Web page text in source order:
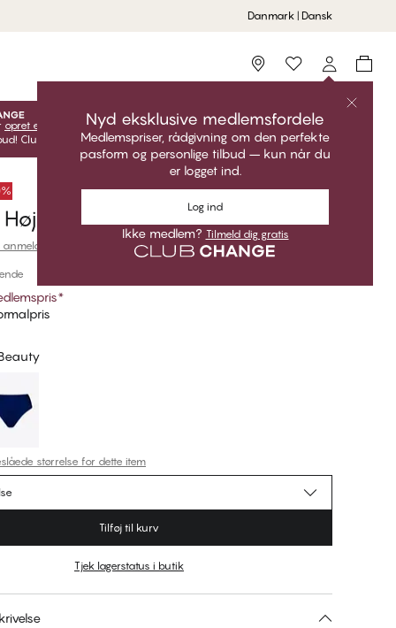
Danmark | Dansk
Storefinder
Nyd eksklusive medlemsfordele
Medlemspriser, rådgivning om den perfekte
pasform og personlige tilbud – kun når du
er logget ind.
Log ind
Ikke medlem? Tilmeld dig gratis
opret en gratis konto for at få adgang til dine eksklusive
Club CHANGE-priser er kun gyldige, når du er logget ind.
Brazilian Bikini Trusse
*
størrelse for dette item
Tilføj til kurv
Tjek lagerstatus i butik